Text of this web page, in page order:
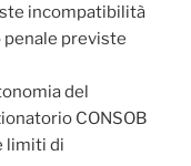
incompatibilità
penale previste
del
CONSOB
limiti di